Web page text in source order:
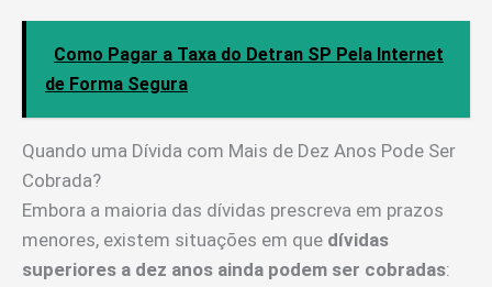
Como Pagar a Taxa do Detran SP Pela Internet
de Forma Segura
Quando uma Dívida com Mais de Dez Anos Pode Ser
Cobrada?
Embora a maioria das dívidas prescreva em prazos
menores, existem situações em que dívidas
superiores a dez anos ainda podem ser cobradas: